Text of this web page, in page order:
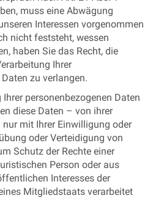
muss eine Abwägung
Interessen vorgenommen
nicht feststeht, wessen
haben Sie das Recht, die
Ihrer
zu verlangen.
personenbezogenen Daten
diese Daten – von ihrer
mit Ihrer Einwilligung oder
oder Verteidigung von
Schutz der Rechte einer
Person oder aus
Interesses der
Mitgliedstaats verarbeitet